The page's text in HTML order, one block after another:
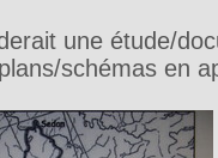
une étude/
schémas en